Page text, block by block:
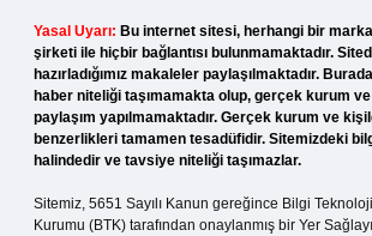
Yasal Uyarı: Bu internet sitesi, herhangi bir
şirketi ile hiçbir bağlantısı bulunmamaktadır.
hazırladığımız makaleler paylaşılmaktadır.
haber niteliği taşımamakta olup, gerçek kurum
paylaşım yapılmamaktadır. Gerçek kurum ve
benzerlikleri tamamen tesadüfidir. Sitemizdeki
halindedir ve tavsiye niteliği taşımazlar.
Sitemiz, 5651 Sayılı Kanun gereğince Bilgi
Kurumu (BTK) tarafından onaylanmış bir Yer